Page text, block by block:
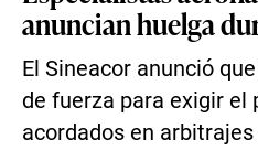
anuncian huelga
El Sineacor anunció
de fuerza para exigir el
acordados en